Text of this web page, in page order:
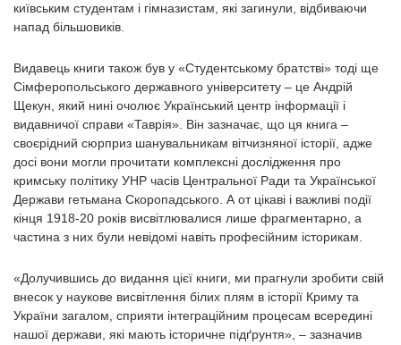
київським студентам і гімназистам, які загинули, відбиваючи
напад більшовиків.
Видавець книги також був у «Студентському братстві» тоді ще
Сімферопольського державного університету – це Андрій
Щекун, який нині очолює Український центр інформації і
видавничої справи «Таврія». Він зазначає, що ця книга –
своєрідний сюрприз шанувальникам вітчизняної історії, адже
досі вони могли прочитати комплексні дослідження про
кримську політику УНР часів Центральної Ради та Української
Держави гетьмана Скоропадського. А от цікаві і важливі події
кінця 1918-20 років висвітлювалися лише фрагментарно, а
частина з них були невідомі навіть професійним історикам.
«Долучившись до видання цієї книги, ми прагнули зробити свій
внесок у наукове висвітлення білих плям в історії Криму та
України загалом, сприяти інтеграційним процесам всередині
нашої держави, які мають історичне підґрунтя», – зазначив